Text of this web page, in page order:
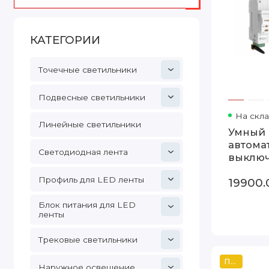
КАТЕГОРИИ
Точечные светильники
Подвесные светильники
Линейные светильники
Светодиодная лента
Профиль для LED ленты
Блок питания для LED
ленты
Трековые светильники
На
Умный
Популярный